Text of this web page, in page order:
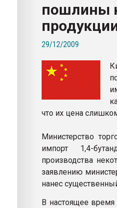
Всё, что касается выдува ПЭТ
бутылок
ПЕРЕЙТИ НА ФОРУМ
пошлины
29/12/2009
что их цена
Министерство
импорт 1,4-
производства
заявлению
нанес
В настоящее